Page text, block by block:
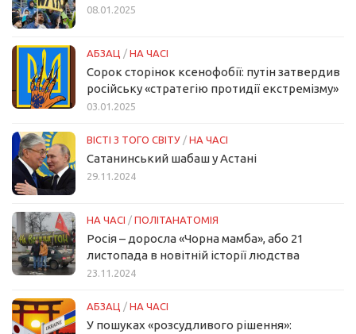
08.01.2025
АБЗАЦ / НА ЧАСІ
Сорок сторінок ксенофобії: путін затвердив
російську «стратегію протидії екстремізму»
03.01.2025
ВІСТІ З ТОГО СВІТУ / НА ЧАСІ
Сатанинський шабаш у Астані
29.11.2024
НА ЧАСІ / ПОЛІТАНАТОМІЯ
Росія – доросла «Чорна мамба», або 21
листопада в новітній історії людства
23.11.2024
АБЗАЦ / НА ЧАСІ
У пошуках «розсудливого рішення»: